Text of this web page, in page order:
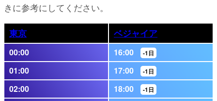
きに参考にしてください。
東京 ベジャイア
00:00 16:00 -1日
01:00 17:00 -1日
02:00 18:00 -1日